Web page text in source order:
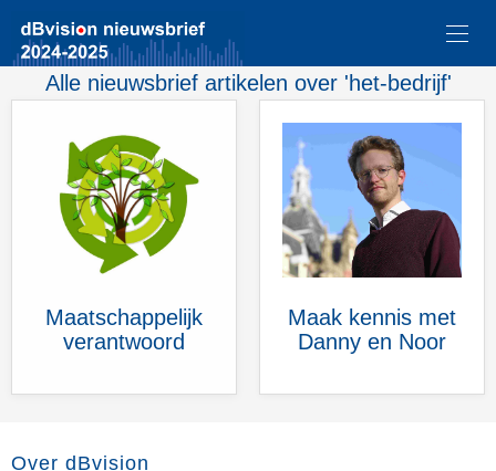
Alle nieuwsbrief artikelen over 'het-bedrijf'
Maatschappelijk
verantwoord
Maak kennis met
Danny en Noor
Over dBvision